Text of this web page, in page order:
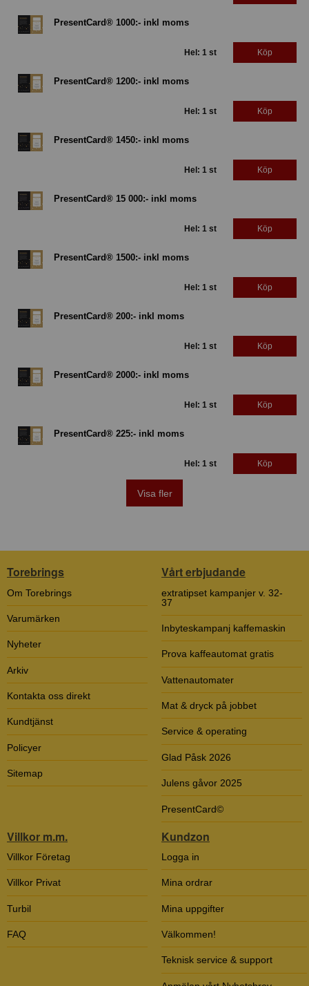
PresentCard® 1000:- inkl moms
Hel: 1 st Köp
PresentCard® 1200:- inkl moms
Hel: 1 st Köp
PresentCard® 1450:- inkl moms
Hel: 1 st Köp
PresentCard® 15 000:- inkl moms
Hel: 1 st Köp
PresentCard® 1500:- inkl moms
Hel: 1 st Köp
PresentCard® 200:- inkl moms
Hel: 1 st Köp
PresentCard® 2000:- inkl moms
Hel: 1 st Köp
PresentCard® 225:- inkl moms
Hel: 1 st Köp
Visa fler
Torebrings
Om Torebrings
Varumärken
Nyheter
Arkiv
Kontakta oss direkt
Kundtjänst
Policyer
Sitemap
Vårt erbjudande
extratipset kampanjer v. 32-
37
Inbyteskampanj kaffemaskin
Prova kaffeautomat gratis
Vattenautomater
Mat & dryck på jobbet
Service & operating
Glad Påsk 2026
Julens gåvor 2025
PresentCard©
Villkor m.m.
Villkor Företag
Villkor Privat
Turbil
FAQ
Kundzon
Logga in
Mina ordrar
Mina uppgifter
Välkommen!
Teknisk service & support